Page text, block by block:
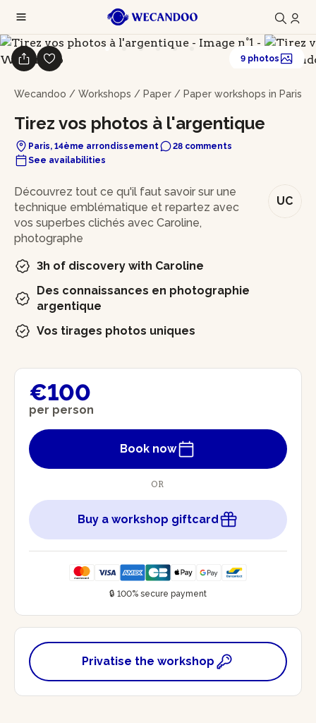
Wecandoo / Workshops / Paper / Paper workshops in Paris
Tirez vos photos à l'argentique
Paris, 14ème arrondissement
28 comments
See availabilities
9 photos
In brief
UC
Découvrez tout ce qu'il faut savoir sur une
technique emblématique et repartez avec
vos superbes clichés avec Caroline,
photographe
3h of discovery with Caroline
Des connaissances en photographie
argentique
Vos tirages photos uniques
€100
per person
Book now
OR
Buy a workshop giftcard
🔒 100% secure payment
Privatise the workshop